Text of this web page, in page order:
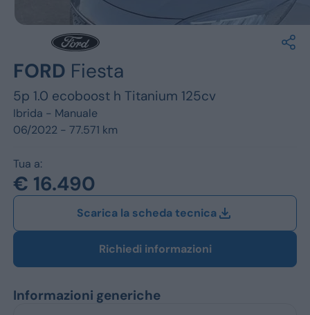
Vedi tutti i marchi
FORD Fiesta
5p 1.0 ecoboost h Titanium 125cv
Ibrida - Manuale
06/2022 - 77.571 km
Tua a:
€ 16.490
Scarica la scheda tecnica
Richiedi informazioni
Informazioni generiche